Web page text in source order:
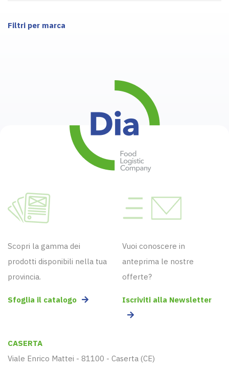
Filtri per marca
Scopri la gamma dei
prodotti disponibili nella tua
provincia.
Sfoglia il catalogo
Vuoi conoscere in
anteprima le nostre
offerte?
Iscriviti alla Newsletter
CASERTA
Viale Enrico Mattei - 81100 - Caserta (CE)